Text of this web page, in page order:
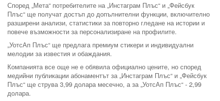
Според „Мета“ потребителите на „Инстаграм Плъс“ и „Фейсбук
Плъс“ ще получат достъп до допълнителни функции, включително
разширени анализи, статистики за повторно гледане на истории и
повече възможности за персонализиране на профилите.
„УотсАп Плъс“ ще предлага премиум стикери и индивидуални
мелодии за известия и обаждания.
Компанията все още не е обявила официално цените, но според
медийни публикации абонаментът за „Инстаграм Плъс“ и „Фейсбук
Плъс“ ще струва 3,99 долара месечно, а за „УотсАп Плъс“ - 2,99
долара.